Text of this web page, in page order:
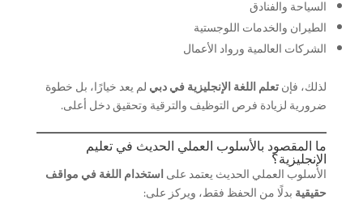
السياحة والفنادق
الطيران والخدمات اللوجستية
الشركات العالمية ورواد الأعمال
لذلك، فإنتعلم اللغة الإنجليزية في دبيلم يعد خيارًا، بل خطوة
ضرورية لزيادة فرص التوظيف والترقية وتحقيق دخل أعلى.
ما المقصود بالأسلوب العملي الحديث في تعليم
الإنجليزية؟
الأسلوب العملي الحديث يعتمد علىاستخدام اللغة في مواقف
حقيقيةبدلًا من الحفظ فقط، ويركز على: